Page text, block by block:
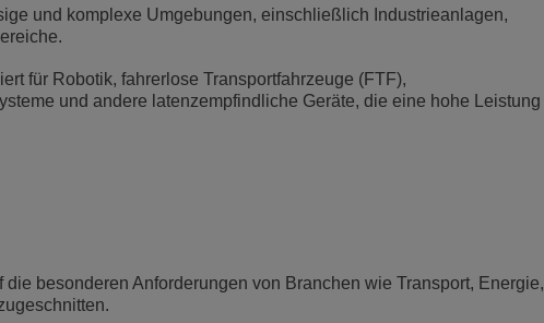
und komplexe Umgebungen, einschließlich Industrieanlagen,
für Robotik, fahrerlose Transportfahrzeuge (FTF),
und andere latenzempfindliche Geräte, die eine hohe Leistung
besonderen Anforderungen von Branchen wie Transport, Energie,